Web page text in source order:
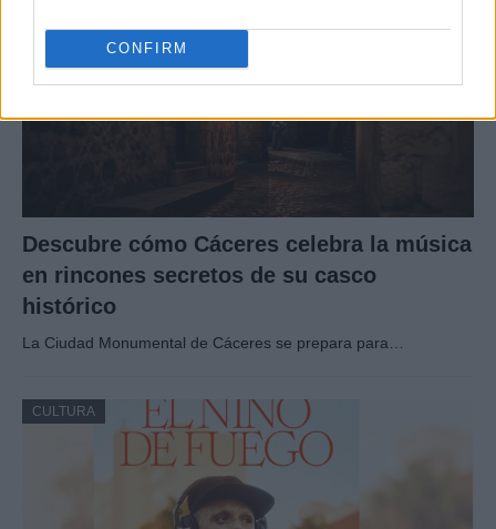
CONFIRM
Descubre cómo Cáceres celebra la música
en rincones secretos de su casco
histórico
La Ciudad Monumental de Cáceres se prepara para…
CULTURA